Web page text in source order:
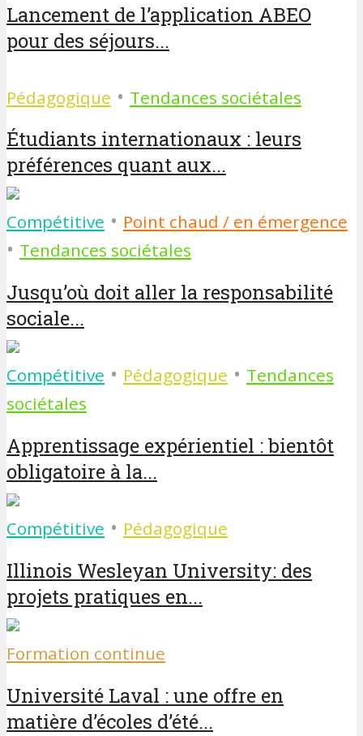
Lancement de l’application ABEO
pour des séjours...
Pédagogique • Tendances sociétales
Étudiants internationaux : leurs
préférences quant aux...
Compétitive • Point chaud / en émergence
• Tendances sociétales
Jusqu’où doit aller la responsabilité
sociale...
Compétitive • Pédagogique • Tendances
sociétales
Apprentissage expérientiel : bientôt
obligatoire à la...
Compétitive • Pédagogique
Illinois Wesleyan University: des
projets pratiques en...
Formation continue
Université Laval : une offre en
matière d’écoles d’été...